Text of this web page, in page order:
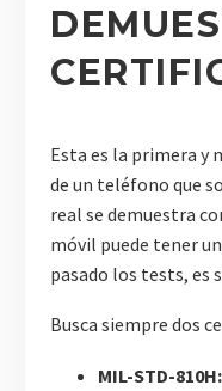
Esta es la primera y
de un teléfono que
real se demuestra
móvil puede tener
pasado los tests, es
Busca siempre dos
MIL-STD-810H: